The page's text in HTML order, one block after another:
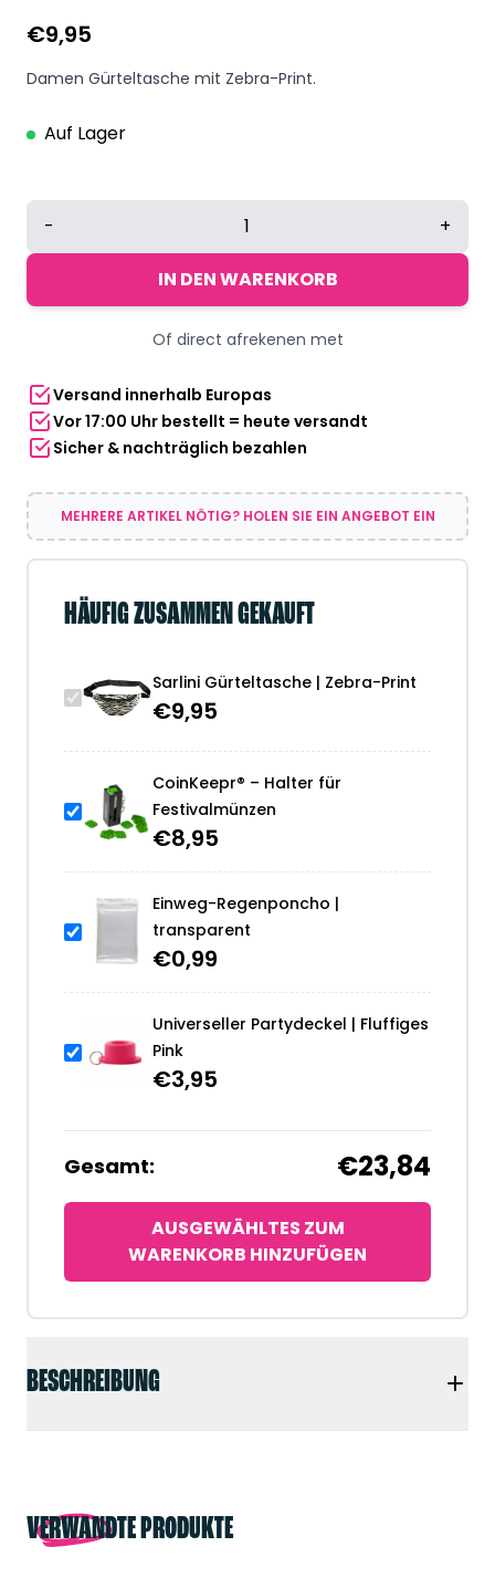
BESCHREIBUNG
€9,95
Damen Gürteltasche mit Zebra-Print.
Auf Lager
Sarlini
|
- +
IN DEN WARENKORB
Of direct afrekenen met
Versand innerhalb Europas
Vor 17:00 Uhr bestellt = heute versandt
Sicher & nachträglich bezahlen
MEHRERE ARTIKEL NÖTIG? HOLEN SIE EIN ANGEBOT EIN
HÄUFIG ZUSAMMEN GEKAUFT
Sarlini Gürteltasche | Zebra-Print
€9,95
CoinKeepr® – Halter für
Festivalmünzen
€8,95
Einweg-Regenponcho |
transparent
€0,99
Universeller Partydeckel | Fluffiges
Pink
€3,95
Gesamt: €23,84
AUSGEWÄHLTES ZUM
WARENKORB HINZUFÜGEN
VERWANDTE PRODUKTE